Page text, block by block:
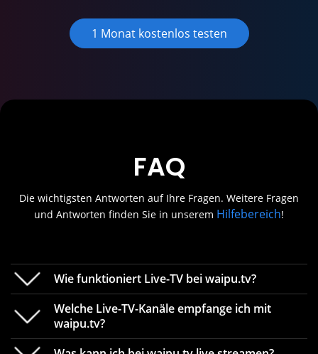
1 Monat kostenlos testen
FAQ
Die wichtigsten Antworten auf Ihre Fragen. Weitere Fragen
und Antworten finden Sie in unserem Hilfebereich!
Wie funktioniert Live-TV bei waipu.tv?
Welche Live-TV-Kanäle empfange ich mit
waipu.tv?